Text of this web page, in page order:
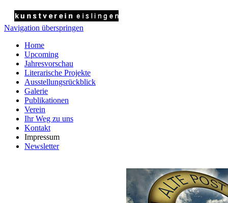
Navigation überspringen
Home
Upcoming
Jahresvorschau
Literarische Projekte
Ausstellungsrückblick
Galerie
Publikationen
Verein
Ihr Weg zu uns
Kontakt
Impressum
Newsletter